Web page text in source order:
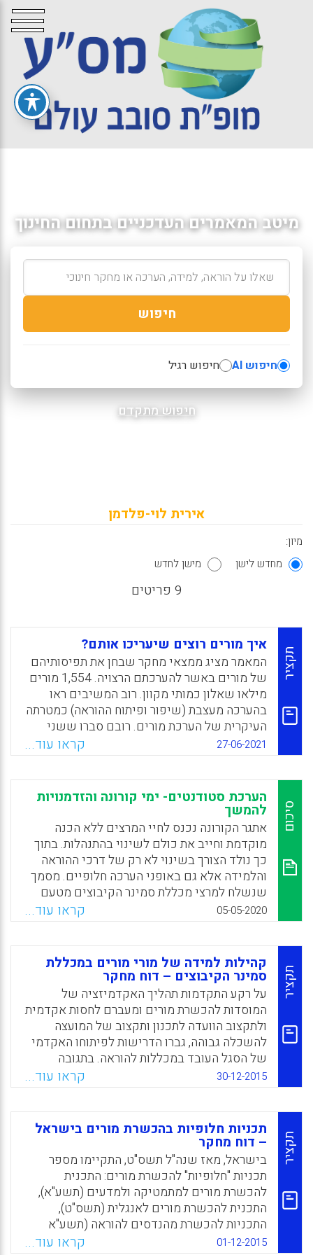
מיטב המאמרים העדכניים בתחום החינוך
חיפוש
חיפוש AI חיפוש רגיל
חיפוש מתקדם
אירית לוי-פלדמן
מיון:
מחדש לישן
מישן לחדש
9 פריטים
תקציר
איך מורים רוצים שיעריכו אותם?
המאמר מציג ממצאי מחקר שבחן את תפיסותיהם
של מורים באשר להערכתם הרצויה. 1,554 מורים
מילאו שאלון כמותי מקוון. רוב המשיבים ראו
בהערכה מעצבת (שיפור ופיתוח ההוראה) כמטרתה
העיקרית של הערכת מורים. רובם סברו ששני
גורמים עיקריים צריכים להיות מעורבים בתהליכי
ההערכה המעצבת – המורה עצמו ומנהל בית
הספר. ככל שהמורים תפסו את תרבות ההערכה
בבית ספרם כגבוהה יותר, הם נטו לראות את
הקריטריונים כחשובים יותר להערכה מעצבת. ניתן
למקם את תפיסותיהם של המורים באשר למודל
ההערכה הרצוי על הרצף שבין תפיסה
קונסטרוקטיביסטית לבין תפיסה פוזיטיביסטית.
WhatsApp
Facebook
Email
X
27-06-2021 קראו עוד...
סיכום
הערכת סטודנטים- ימי קורונה והזדמנויות
להמשך
אתגר הקורונה נכנס לחיי המרצים ללא הכנה
מוקדמת וחייב את כולם לשינוי בהתנהלות. בתוך
כך נולד הצורך בשינוי לא רק של דרכי ההוראה
והלמידה אלא גם באופני הערכה חלופיים. מסמך
שנשלח למרצי מכללת סמינר הקיבוצים מטעם
הפקולטה לחינוך בראשות דיקנית הפקולטה ד"ר
אירית לוי-פלדמן, מציע כמה עקרונות חשובים
שראוי להביא בחשבון בשעת הערכת ההוראה
והלמידה. לצד העקרונות הכלליים מוצגות גם מגוון
דוגמאות המספקות הזדמנויות למינוף הערכות
הקורסים גם בימים כתיקונם. המסמך כולל גם
הצעות לכלים ספציפיים המתאימים לסוגי הערכה
שונים, מוכרים ופחות מוכרים, המאפשרים לנהל
את ההערכות גם באופן מקוון.
WhatsApp
Facebook
Email
X
05-05-2020 קראו עוד...
תקציר
קהילות למידה של מורי מורים במכללת
סמינר הקיבוצים – דוח מחקר
על רקע התקדמות תהליך האקדמיזציה של
המוסדות להכשרת מורים ומעברם לחסות אקדמית
ולתקצוב הוועדה לתכנון ותקצוב של המועצה
להשכלה גבוהה, גברו הדרישות לפיתוחו האקדמי
של הסגל העובד במכללות להוראה. בתגובה
לדרישות אלו נוקטות המכללות להוראה פעולות
שונות שמטרתן פיתוח היכולת המחקרית של הסגל
העובד במכללות לחינוך. הן משקיעות בנושא
משאבים רבים החל בהקצאת שעות למחקר נוסף
להוראה וכלה בהקצאת כספים לתרגום, עריכה
ונסיעה לכנסים; הן מקיימות כנסי מחקר מקומיים,
מפיקות כתבי עת ומציעות במות שונות לפרסום
ויצירה. מתוך הבמות השונות אפשר לציין את
הקמתן של מסגרות קהילתיות ללמידה המאפשרות
לסגל במוסד קיום שיח אינטלקטואלי והזדמנויות
למחקר משותף ולכתיבה האקדמית. מכללת סמינר
30-12-2015 קראו עוד...
תקציר
תכניות חלופיות בהכשרת מורים בישראל
– דוח מחקר
בישראל, מאז שנה"ל תשס"ט, התקיימו מספר
תכניות "חלופיות" להכשרת מורים: התכנית
להכשרת מורים למתמטיקה ולמדעים (תשע"א),
התכנית להכשרת מורים לאנגלית (תשס"ט),
התכניות להכשרת מהנדסים להוראה (תשע"א
ותשע"ג), התכנית להכשרת מורים למדעים
01-12-2015 קראו עוד...